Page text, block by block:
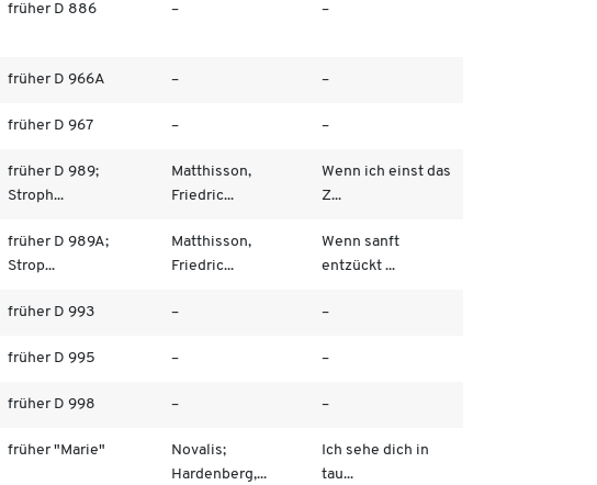
früher D 886 – –
früher D 966A – –
früher D 967 – –
früher D 989;
Stroph...
Matthisson,
Friedric...
Wenn ich einst das
Z...
früher D 989A;
Strop...
Matthisson,
Friedric...
Wenn sanft
entzückt ...
früher D 993 – –
früher D 995 – –
früher D 998 – –
früher "Marie"
Novalis;
Hardenberg,...
Ich sehe dich in
tau...